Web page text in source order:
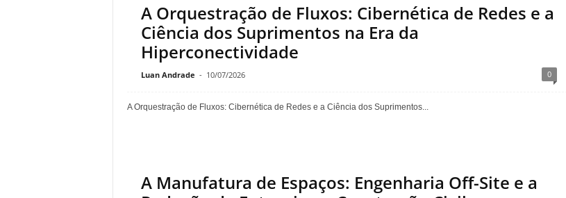
A Orquestração de Fluxos: Cibernética de Redes e a
Ciência dos Suprimentos na Era da
Hiperconectividade
Luan Andrade - 10/07/2026 0
A Orquestração de Fluxos: Cibernética de Redes e a Ciência dos Suprimentos...
A Manufatura de Espaços: Engenharia Off-Site e a